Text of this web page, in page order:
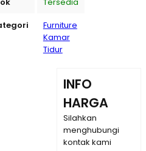
Furniture
Kamar
Tidur
INFO
HARGA
Silahkan
menghubungi
kontak kami